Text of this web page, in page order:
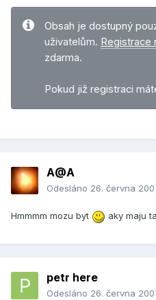
Obsah je dostupný
uživatelům. Registrace
zdarma.
Pokud již registraci
A@A
Odesláno 26. června
Hmmmm mozu byt aky maju
petr here
Odesláno 26. června